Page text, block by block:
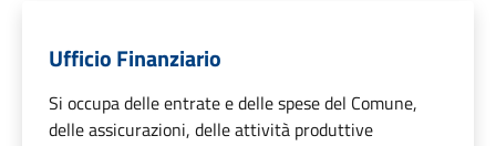
Ufficio Finanziario
Si occupa delle entrate e delle spese del Comune,
delle assicurazioni, delle attività produttive